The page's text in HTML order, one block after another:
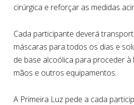
cirúrgica e reforçar as medidas
Cada participante deverá
máscaras para todos os dias e
de base alcoólica para proceder à
mãos e outros equipamentos.
A Primeira Luz pede a cada